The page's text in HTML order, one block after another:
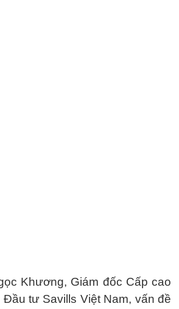
Khương, Giám đốc Cấp cao
tư Savills Việt Nam, vấn đề